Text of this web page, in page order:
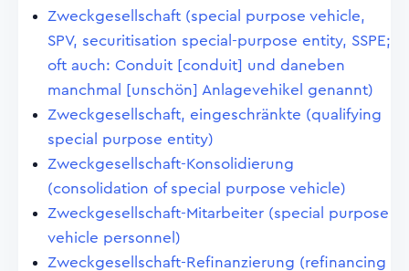
Zweckgesellschaft (special purpose vehicle,
SPV, securitisation special-purpose entity, SSPE;
oft auch: Conduit [conduit] und daneben
manchmal [unschön] Anlagevehikel genannt)
Zweckgesellschaft, eingeschränkte (qualifying
special purpose entity)
Zweckgesellschaft-Konsolidierung
(consolidation of special purpose vehicle)
Zweckgesellschaft-Mitarbeiter (special purpose
vehicle personnel)
Zweckgesellschaft-Refinanzierung (refinancing